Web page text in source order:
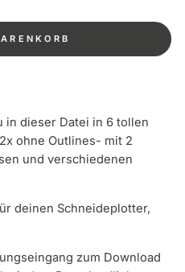
in dieser Datei in 6 tollen
ohne Outlines- mit 2
und verschiedenen
deinen Schneideplotter,
zum Download